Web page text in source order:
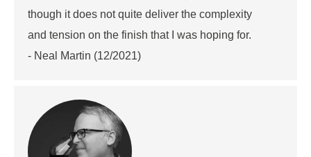
though it does not quite deliver the complexity
and tension on the finish that I was hoping for.
- Neal Martin (12/2021)